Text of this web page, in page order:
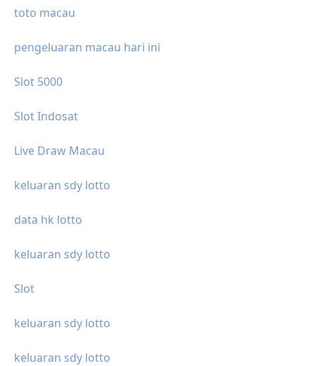
toto macau
pengeluaran macau hari ini
Slot 5000
Slot Indosat
Live Draw Macau
keluaran sdy lotto
data hk lotto
keluaran sdy lotto
Slot
keluaran sdy lotto
keluaran sdy lotto